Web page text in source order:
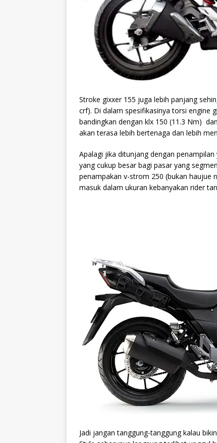
Stroke gixxer 155 juga lebih panjang
crf). Di dalam spesifikasinya torsi engine
bandingkan dengan klx 150 (11.3 Nm)
akan terasa lebih bertenaga dan lebih
Apalagi jika ditunjang dengan
yang cukup besar bagi pasar yang
penampakan v-strom 250 (bukan haujue
masuk dalam ukuran kebanyakan rider
Jadi jangan tanggung-tanggung kalau